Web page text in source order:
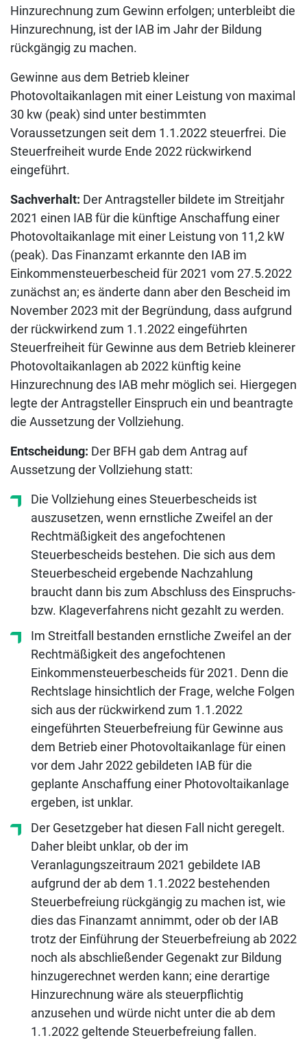
Hinzurechnung zum Gewinn erfolgen; unterbleibt die
Hinzurechnung, ist der IAB im Jahr der Bildung
rückgängig zu machen.
Gewinne aus dem Betrieb kleiner
Photovoltaikanlagen mit einer Leistung von maximal
30 kw (peak) sind unter bestimmten
Voraussetzungen seit dem 1.1.2022 steuerfrei. Die
Steuerfreiheit wurde Ende 2022 rückwirkend
eingeführt.
Sachverhalt: Der Antragsteller bildete im Streitjahr
2021 einen IAB für die künftige Anschaffung einer
Photovoltaikanlage mit einer Leistung von 11,2 kW
(peak). Das Finanzamt erkannte den IAB im
Einkommensteuerbescheid für 2021 vom 27.5.2022
zunächst an; es änderte dann aber den Bescheid im
November 2023 mit der Begründung, dass aufgrund
der rückwirkend zum 1.1.2022 eingeführten
Steuerfreiheit für Gewinne aus dem Betrieb kleinerer
Photovoltaikanlagen ab 2022 künftig keine
Hinzurechnung des IAB mehr möglich sei. Hiergegen
legte der Antragsteller Einspruch ein und beantragte
die Aussetzung der Vollziehung.
Entscheidung: Der BFH gab dem Antrag auf
Aussetzung der Vollziehung statt:
Die Vollziehung eines Steuerbescheids ist
auszusetzen, wenn ernstliche Zweifel an der
Rechtmäßigkeit des angefochtenen
Steuerbescheids bestehen. Die sich aus dem
Steuerbescheid ergebende Nachzahlung
braucht dann bis zum Abschluss des Einspruchs-
bzw. Klageverfahrens nicht gezahlt zu werden.
Im Streitfall bestanden ernstliche Zweifel an der
Rechtmäßigkeit des angefochtenen
Einkommensteuerbescheids für 2021. Denn die
Rechtslage hinsichtlich der Frage, welche Folgen
sich aus der rückwirkend zum 1.1.2022
eingeführten Steuerbefreiung für Gewinne aus
dem Betrieb einer Photovoltaikanlage für einen
vor dem Jahr 2022 gebildeten IAB für die
geplante Anschaffung einer Photovoltaikanlage
ergeben, ist unklar.
Der Gesetzgeber hat diesen Fall nicht geregelt.
Daher bleibt unklar, ob der im
Veranlagungszeitraum 2021 gebildete IAB
aufgrund der ab dem 1.1.2022 bestehenden
Steuerbefreiung rückgängig zu machen ist, wie
dies das Finanzamt annimmt, oder ob der IAB
trotz der Einführung der Steuerbefreiung ab 2022
noch als abschließender Gegenakt zur Bildung
hinzugerechnet werden kann; eine derartige
Hinzurechnung wäre als steuerpflichtig
anzusehen und würde nicht unter die ab dem
1.1.2022 geltende Steuerbefreiung fallen.